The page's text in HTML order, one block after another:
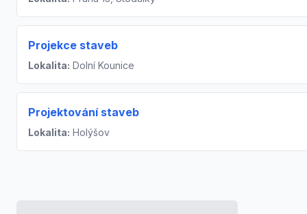
Projekce staveb
Lokalita: Dolní Kounice
Projektování staveb
Lokalita: Holýšov